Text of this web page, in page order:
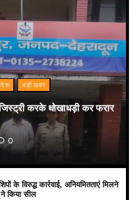
बड़ी खबर
करके धोखाधड़ी कर फरार
0
के विरुद्ध कार्रवाई, अनियमितताएं मिलने
किया सील